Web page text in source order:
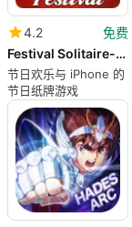
4.2
免费
Festival Solitaire-For Xmas
节日欢乐与 iPhone 的
节日纸牌游戏